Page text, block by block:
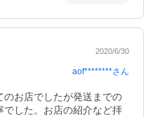
2020/6/30
aof********さん
お店でしたが発送までの
でした。お店の紹介など拝